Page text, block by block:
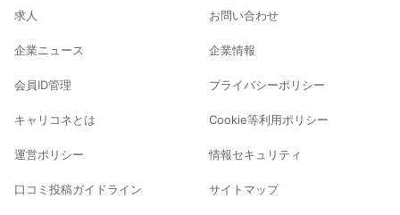
求人
企業ニュース
会員ID管理
キャリコネとは
運営ポリシー
口コミ投稿ガイドライン
お問い合わせ
企業情報
プライバシーポリシー
Cookie等利用ポリシー
情報セキュリティ
サイトマップ